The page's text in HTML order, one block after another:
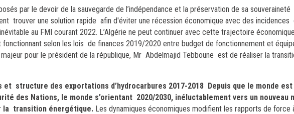
par le devoir de la sauvegarde de l’indépendance et la préservation de sa souveraineté
trouver une solution rapide afin d'éviter une récession économique avec des incidences
au FMI courant 2022. L’Algérie ne peut continuer avec cette trajectoire
selon les lois de finances 2019/2020 entre budget de fonctionnement et
pour le président de la république, Mr Abdelmajid Tebboune est de réaliser la
structure des exportations d’hydrocarbures 2017-2018 Depuis que le monde
des Nations, le monde s’orientant 2020/2030, inéluctablement vers un nouveau
la transition énergétique. Les dynamiques économiques modifient les rapports de force